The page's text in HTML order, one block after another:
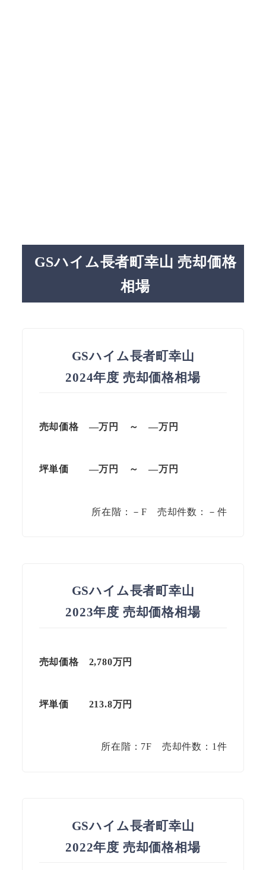
GSハイム長者町幸山 売却価格
相場
GSハイム長者町幸山
2024年度 売却価格相場
売却価格 —万円 ～—万円
坪単価 —万円 ～—万円
所在階：－F 売却件数：－件
GSハイム長者町幸山
2023年度 売却価格相場
売却価格 2,780万円
坪単価 213.8万円
所在階：7F 売却件数：1件
GSハイム長者町幸山
2022年度 売却価格相場